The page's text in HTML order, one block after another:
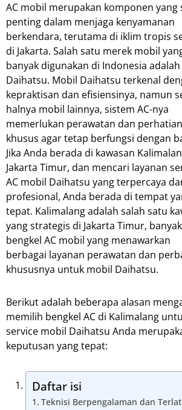
AC mobil merupakan komponen yang
penting dalam menjaga kenyamanan
berkendara, terutama di iklim tropis
di Jakarta. Salah satu merek mobil
banyak digunakan di Indonesia adalah
Daihatsu. Mobil Daihatsu terkenal
kepraktisan dan efisiensinya, namun
halnya mobil lainnya, sistem AC-nya
memerlukan perawatan dan perhatian
khusus agar tetap berfungsi dengan
Jika Anda berada di kawasan
Jakarta Timur, dan mencari layanan
AC mobil Daihatsu yang terpercaya
profesional, Anda berada di tempat
tepat. Kalimalang adalah salah satu
yang strategis di Jakarta Timur, banyak
bengkel AC mobil yang menawarkan
berbagai layanan perawatan dan
khususnya untuk mobil Daihatsu.
Berikut adalah beberapa alasan
memilih bengkel AC di Kalimalang
service mobil Daihatsu Anda
keputusan yang tepat:
Daftar isi
Teknisi Berpengalaman dan